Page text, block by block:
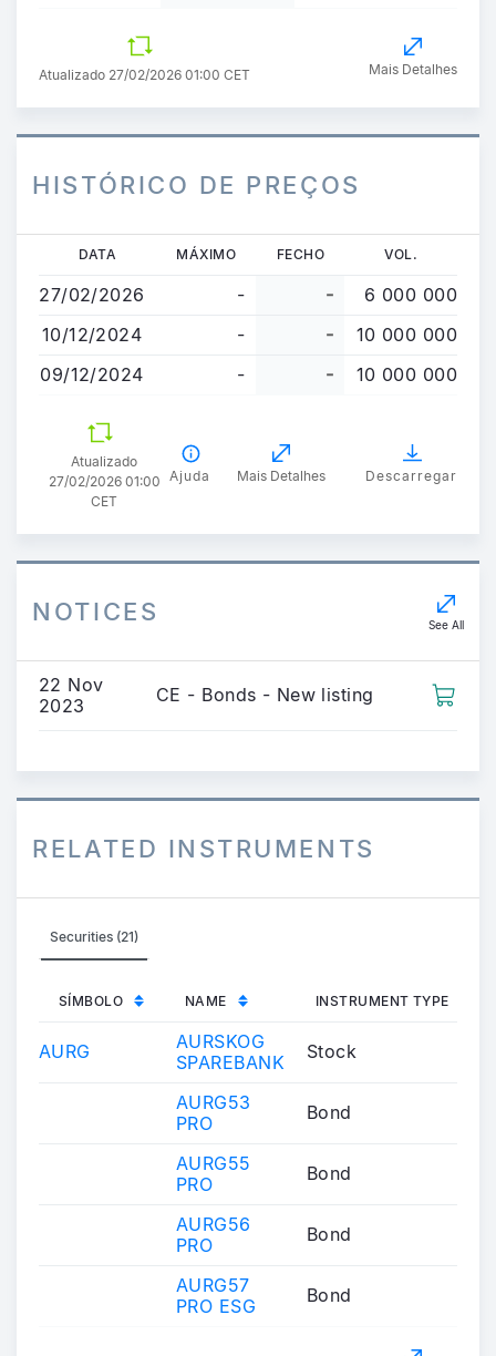
Atualizado 27/02/2026 01:00 CET Mais Detalhes
HISTÓRICO DE PREÇOS
Passar
o
conteúdo
DATA MÁXIMO FECHO VOL.
27/02/2026 - -
6 000 000
10/12/2024
- -
10 000 000
09/12/2024
- - 10 000 000
Atualizado
27/02/2026 01:00
CET
Ajuda Mais Detalhes Descarregar
NOTICES See All
22 Nov
2023
CE - Bonds - New listing
RELATED INSTRUMENTS
Securities (21)
SÍMBOLO NAME INSTRUMENT TYPE
AURG
AURSKOG
SPAREBANK
Stock
AURG53
PRO
Bond
AURG55
PRO
Bond
AURG56
PRO
Bond
AURG57
PRO ESG
Bond